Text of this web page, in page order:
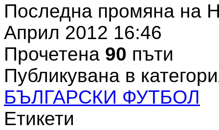
Последна промяна на
Април 2012 16:46
Прочетена 90 пъти
Публикувана в
БЪЛГАРСКИ ФУТБОЛ
Етикети